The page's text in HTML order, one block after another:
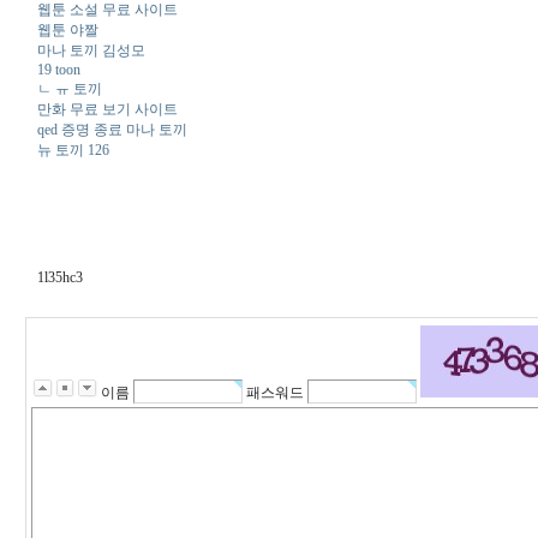
웹툰 소설 무료 사이트
웹툰 야짤
마나 토끼 김성모
19 toon
ㄴ ㅠ 토끼
만화 무료 보기 사이트
qed 증명 종료 마나 토끼
뉴 토끼 126
1l35hc3
이름 패스워드